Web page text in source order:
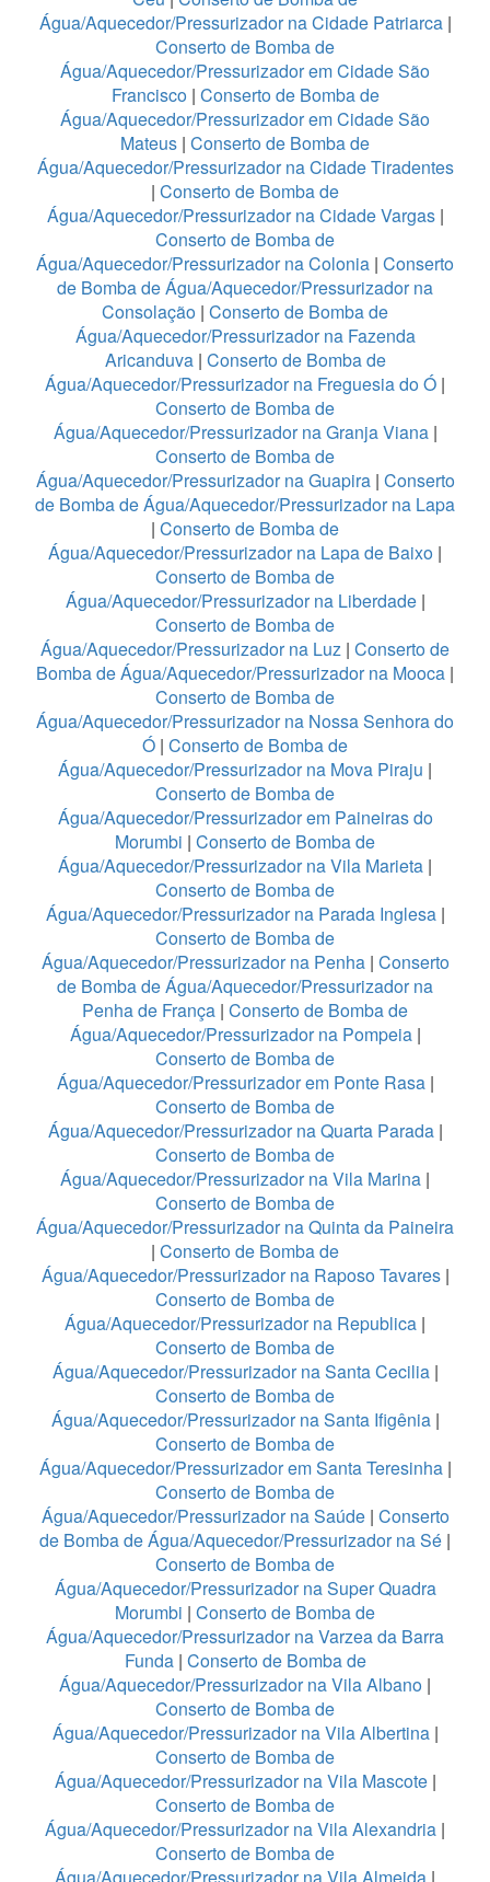
Água/Aquecedor/Pressurizador na Cidade Patriarca|
Conserto de Bomba de
Água/Aquecedor/Pressurizador em Cidade São
Francisco | Conserto de Bomba de
Água/Aquecedor/Pressurizador em Cidade São
Mateus | Conserto de Bomba de
Água/Aquecedor/Pressurizador na Cidade Tiradentes
| Conserto de Bomba de
Água/Aquecedor/Pressurizador na Cidade Vargas |
Conserto de Bomba de
Água/Aquecedor/Pressurizador na Colonia | Conserto
de Bomba de Água/Aquecedor/Pressurizador na
Consolação | Conserto de Bomba de
Água/Aquecedor/Pressurizador na Fazenda
Aricanduva| Conserto de Bomba de
Água/Aquecedor/Pressurizador na Freguesia do Ó |
Conserto de Bomba de
Água/Aquecedor/Pressurizador na Granja Viana|
Conserto de Bomba de
Água/Aquecedor/Pressurizador na Guapira| Conserto
de Bomba de Água/Aquecedor/Pressurizador na Lapa
| Conserto de Bomba de
Água/Aquecedor/Pressurizador na Lapa de Baixo |
Conserto de Bomba de
Água/Aquecedor/Pressurizador na Liberdade |
Conserto de Bomba de
Água/Aquecedor/Pressurizador na Luz | Conserto de
Bomba de Água/Aquecedor/Pressurizador na Mooca |
Conserto de Bomba de
Água/Aquecedor/Pressurizador na Nossa Senhora do
Ó | Conserto de Bomba de
Água/Aquecedor/Pressurizador na Mova Piraju |
Conserto de Bomba de
Água/Aquecedor/Pressurizador em Paineiras do
Morumbi | Conserto de Bomba de
Água/Aquecedor/Pressurizador na Vila Marieta |
Conserto de Bomba de
Água/Aquecedor/Pressurizador na Parada Inglesa |
Conserto de Bomba de
Água/Aquecedor/Pressurizador na Penha| Conserto
de Bomba de Água/Aquecedor/Pressurizador na
Penha de França | Conserto de Bomba de
Água/Aquecedor/Pressurizador na Pompeia|
Conserto de Bomba de
Água/Aquecedor/Pressurizador em Ponte Rasa|
Conserto de Bomba de
Água/Aquecedor/Pressurizador na Quarta Parada|
Conserto de Bomba de
Água/Aquecedor/Pressurizador na Vila Marina |
Conserto de Bomba de
Água/Aquecedor/Pressurizador na Quinta da Paineira
| Conserto de Bomba de
Água/Aquecedor/Pressurizador na Raposo Tavares|
Conserto de Bomba de
Água/Aquecedor/Pressurizador na Republica |
Conserto de Bomba de
Água/Aquecedor/Pressurizador na Santa Cecilia|
Conserto de Bomba de
Água/Aquecedor/Pressurizador na Santa Ifigênia |
Conserto de Bomba de
Água/Aquecedor/Pressurizador em Santa Teresinha|
Conserto de Bomba de
Água/Aquecedor/Pressurizador na Saúde| Conserto
de Bomba de Água/Aquecedor/Pressurizador na Sé |
Conserto de Bomba de
Água/Aquecedor/Pressurizador na Super Quadra
Morumbi | Conserto de Bomba de
Água/Aquecedor/Pressurizador na Varzea da Barra
Funda| Conserto de Bomba de
Água/Aquecedor/Pressurizador na Vila Albano |
Conserto de Bomba de
Água/Aquecedor/Pressurizador na Vila Albertina|
Conserto de Bomba de
Água/Aquecedor/Pressurizador na Vila Mascote|
Conserto de Bomba de
Água/Aquecedor/Pressurizador na Vila Alexandria |
Conserto de Bomba de